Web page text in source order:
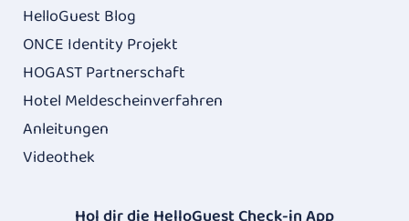
HelloGuest Blog
ONCE Identity Projekt
HOGAST Partnerschaft
Hotel Meldescheinverfahren
Anleitungen
Videothek